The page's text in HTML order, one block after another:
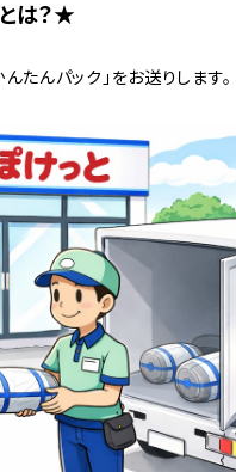
は？★
たんパック」をお送りします。